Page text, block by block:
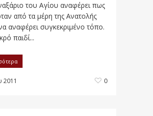
του Αγίου αναφέρει πως
από τα μέρη της Ανατολής
αναφέρει συγκεκριμένο τόπο.
παιδί...
2011 0